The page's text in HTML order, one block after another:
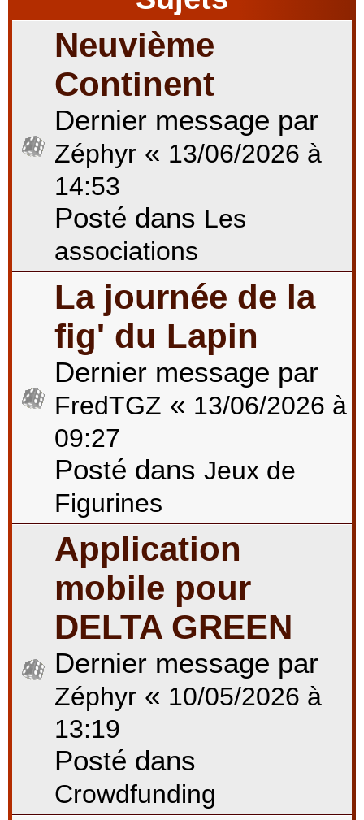
Neuvième
Continent
Dernier message par
Zéphyr « 13/06/2026 à
14:53
Posté dans Les
associations
La journée de la
fig' du Lapin
Dernier message par
FredTGZ « 13/06/2026 à
09:27
Posté dans Jeux de
Figurines
Application
mobile pour
DELTA GREEN
Dernier message par
Zéphyr « 10/05/2026 à
13:19
Posté dans
Crowdfunding